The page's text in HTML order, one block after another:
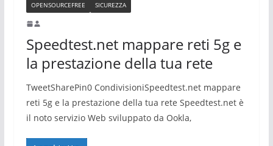
OPENSOURCEFREE
SICUREZZA
Speedtest.net mappare reti 5g e
la prestazione della tua rete
TweetSharePin0 CondivisioniSpeedtest.net mappare
reti 5g e la prestazione della tua rete Speedtest.net è
il noto servizio Web sviluppato da Ookla,